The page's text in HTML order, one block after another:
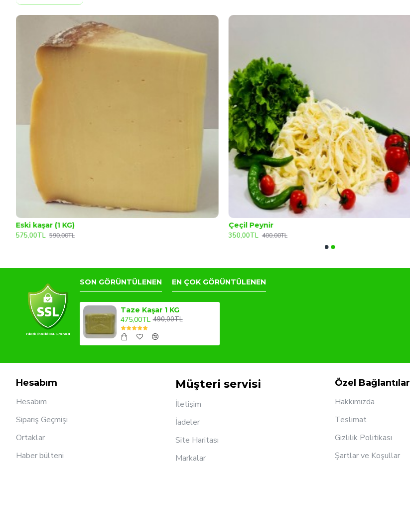
Eski kaşar (1 KG)
575,00TL 590,00TL
Çeçil Peynir
350,00TL 400,00TL
SON GÖRÜNTÜLENEN EN ÇOK GÖRÜNTÜLENEN
Taze Kaşar 1 KG
475,00TL 490,00TL
Hesabım
Hesabım
Sipariş Geçmişi
Ortaklar
Haber bülteni
Müşteri servisi
İletişim
İadeler
Site Haritası
Markalar
Özel Bağlantılar
Hakkımızda
Teslimat
Gizlilik Politikası
Şartlar ve Koşullar